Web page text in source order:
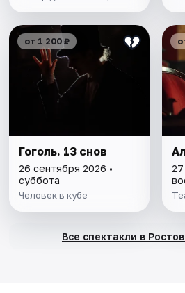
от 1 200 ₽
Гоголь. 13 снов
26 сентября 2026 •
суббота
Человек в кубе
Все спектакли в